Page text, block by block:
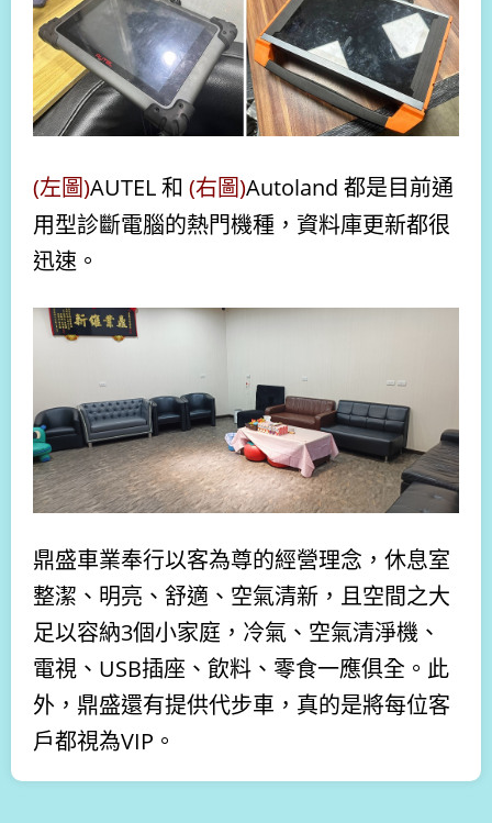
(左圖)AUTEL 和 (右圖)Autoland 都是目前通
用型診斷電腦的熱門機種，資料庫更新都很
迅速。
鼎盛車業奉行以客為尊的經營理念，休息室
整潔、明亮、舒適、空氣清新，且空間之大
足以容納3個小家庭，冷氣、空氣清淨機、
電視、USB插座、飲料、零食一應俱全。此
外，鼎盛還有提供代步車，真的是將每位客
戶都視為VIP。